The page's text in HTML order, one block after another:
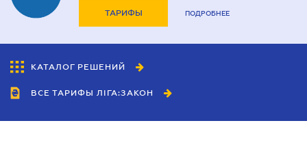
ТАРИФЫ ПОДРОБНЕЕ
КАТАЛОГ РЕШЕНИЙ
ВСЕ ТАРИФЫ ЛІГА:ЗАКОН